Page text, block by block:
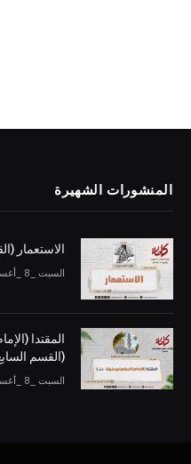
المنشورات الشهيرة
الاستعمار
السبت _8 _أغسطس _2026AH 8-8-2026AD
المقتدا
(القسم
السبت _8 _أغسطس _2026AH 8-8-2026AD